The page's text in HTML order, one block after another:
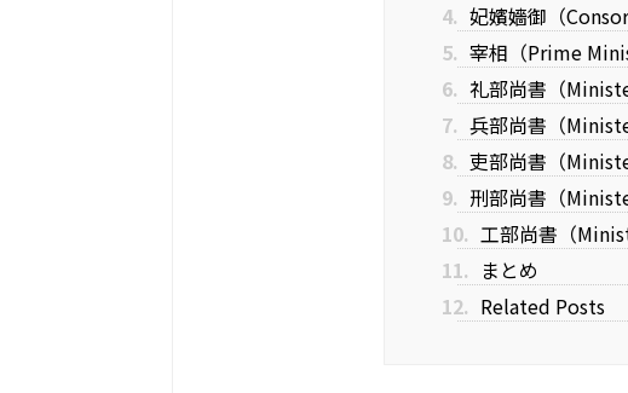
4. 妃嬪嬙御（
5. 宰相（Prime
6. 礼部尚書（
7. 兵部尚書（
8. 吏部尚書（
9. 刑部尚書（
10. 工部尚書（
11. まとめ
12. Related Posts